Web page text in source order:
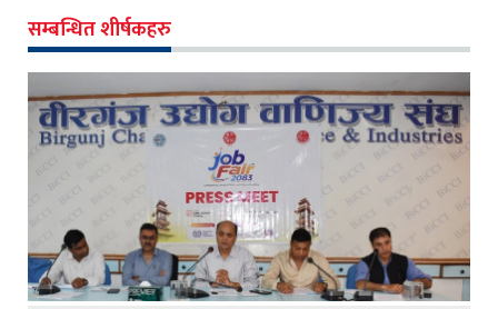
सम्बन्धित शीर्षकहरु